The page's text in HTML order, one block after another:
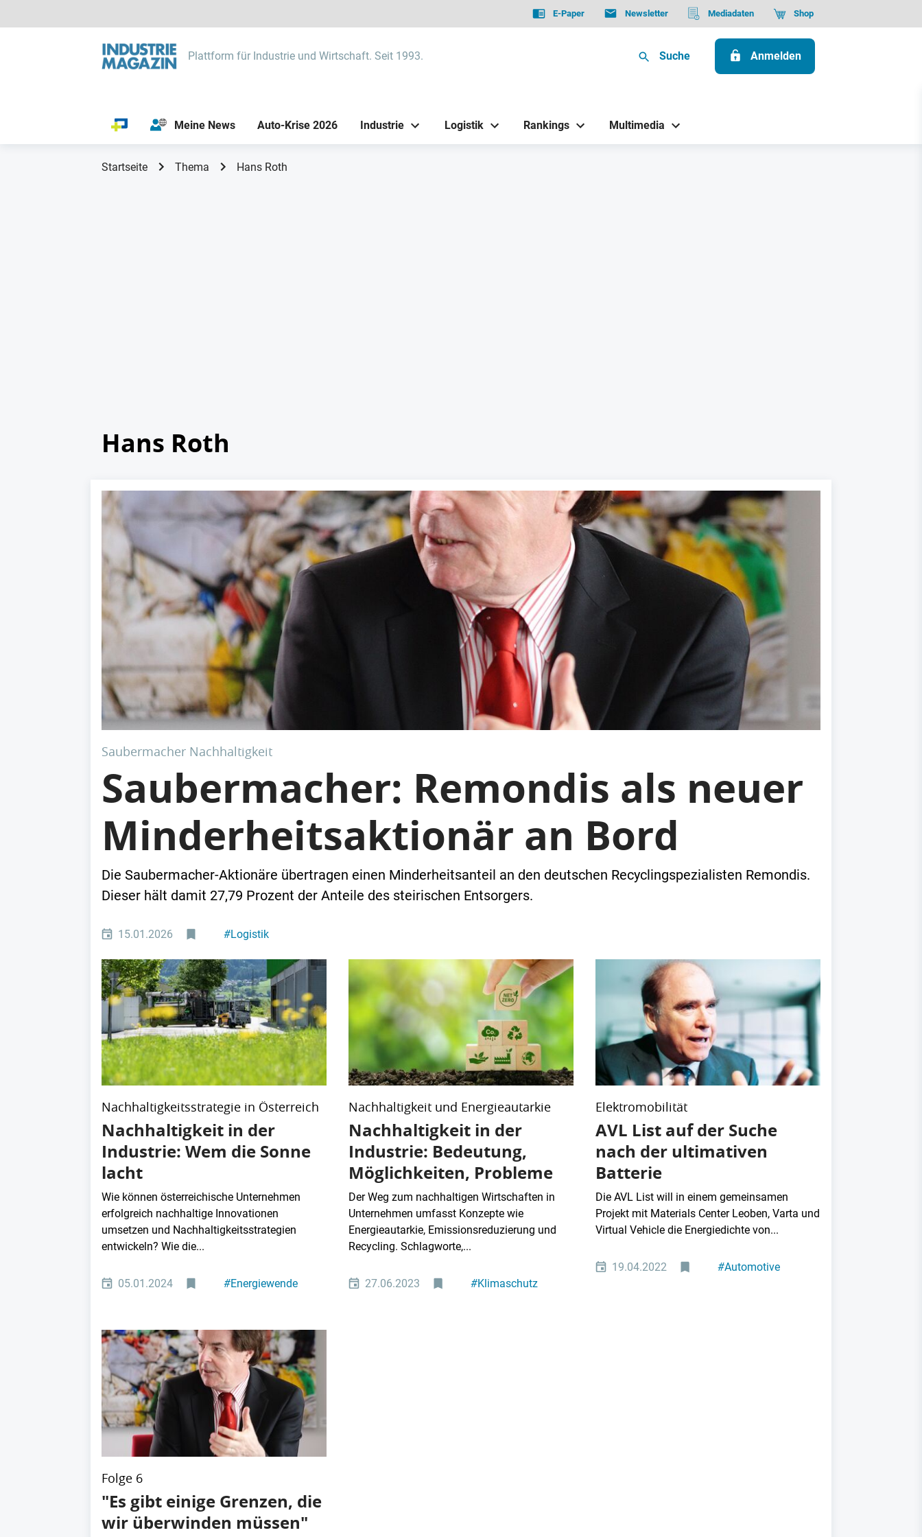
E-Paper Newsletter Mediadaten Shop
Plattform für Industrie und Wirtschaft. Seit 1993. Suche Anmelden
Meine News Auto-Krise 2026 Industrie Logistik Rankings Multimedia
Startseite Thema Hans Roth
Hans Roth
Saubermacher Nachhaltigkeit
Saubermacher: Remondis als neuer
Minderheitsaktionär an Bord
Die Saubermacher-Aktionäre übertragen einen Minderheitsanteil an den deutschen Recyclingspezialisten Remondis.
Dieser hält damit 27,79 Prozent der Anteile des steirischen Entsorgers.
15.01.2026 #Logistik
Nachhaltigkeitsstrategie in Österreich
Nachhaltigkeit in der
Industrie: Wem die Sonne
lacht
Wie können österreichische Unternehmen
erfolgreich nachhaltige Innovationen
umsetzen und Nachhaltigkeitsstrategien
entwickeln? Wie die...
05.01.2024 #Energiewende
Nachhaltigkeit und Energieautarkie
Nachhaltigkeit in der
Industrie: Bedeutung,
Möglichkeiten, Probleme
Der Weg zum nachhaltigen Wirtschaften in
Unternehmen umfasst Konzepte wie
Energieautarkie, Emissionsreduzierung und
Recycling. Schlagworte,...
27.06.2023 #Klimaschutz
Elektromobilität
AVL List auf der Suche
nach der ultimativen
Batterie
Die AVL List will in einem gemeinsamen
Projekt mit Materials Center Leoben, Varta und
Virtual Vehicle die Energiedichte von...
19.04.2022 #Automotive
Folge 6
"Es gibt einige Grenzen, die
wir überwinden müssen"